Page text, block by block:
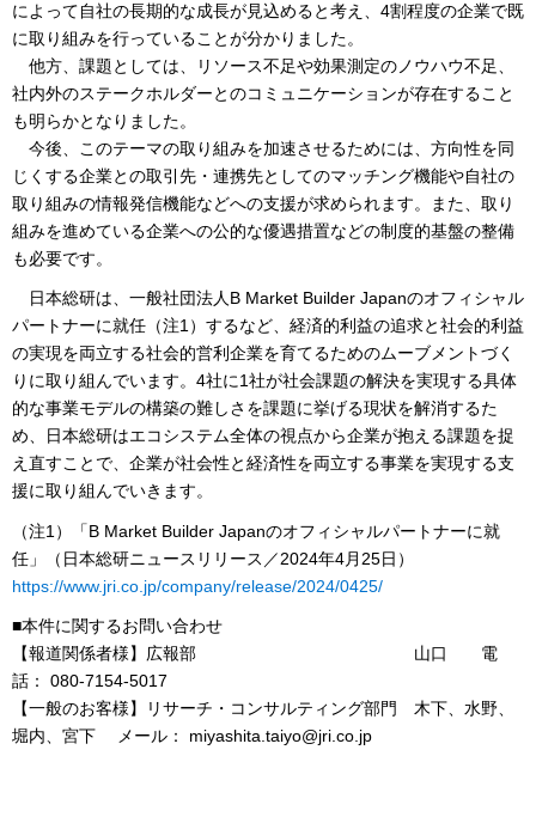
によって自社の長期的な成長が見込めると考え、4割程度の企業で既
に取り組みを行っていることが分かりました。
他方、課題としては、リソース不足や効果測定のノウハウ不足、
社内外のステークホルダーとのコミュニケーションが存在すること
も明らかとなりました。
今後、このテーマの取り組みを加速させるためには、方向性を同
じくする企業との取引先・連携先としてのマッチング機能や自社の
取り組みの情報発信機能などへの支援が求められます。また、取り
組みを進めている企業への公的な優遇措置などの制度的基盤の整備
も必要です。
日本総研は、一般社団法人B Market Builder Japanのオフィシャル
パートナーに就任（注1）するなど、経済的利益の追求と社会的利益
の実現を両立する社会的営利企業を育てるためのムーブメントづく
りに取り組んでいます。4社に1社が社会課題の解決を実現する具体
的な事業モデルの構築の難しさを課題に挙げる現状を解消するた
め、日本総研はエコシステム全体の視点から企業が抱える課題を捉
え直すことで、企業が社会性と経済性を両立する事業を実現する支
援に取り組んでいきます。
（注1）「B Market Builder Japanのオフィシャルパートナーに就
任」（日本総研ニュースリリース／2024年4月25日）
https://www.jri.co.jp/company/release/2024/0425/
■本件に関するお問い合わせ
【報道関係者様】広報部 山口 電
話： 080-7154-5017
【一般のお客様】リサーチ・コンサルティング部門 木下、水野、
堀内、宮下 メール： miyashita.taiyo@jri.co.jp